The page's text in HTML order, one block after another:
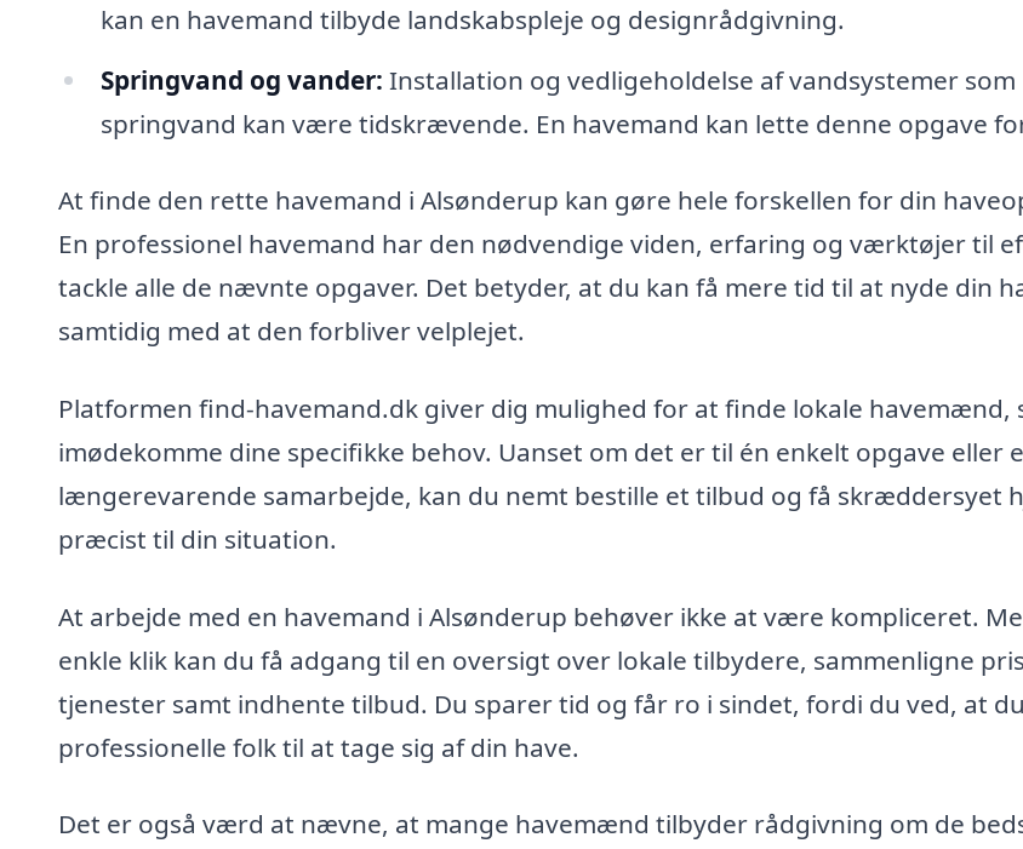
kan en havemand tilbyde landskabspleje og designrådgivning.
Springvand og vander: Installation og vedligeholdelse af vandsystemer som
springvand kan være tidskrævende. En havemand kan lette denne opgave
At finde den rette havemand i Alsønderup kan gøre hele forskellen for din
En professionel havemand har den nødvendige viden, erfaring og værktøjer til
tackle alle de nævnte opgaver. Det betyder, at du kan få mere tid til at nyde din
samtidig med at den forbliver velplejet.
Platformen find-havemand.dk giver dig mulighed for at finde lokale havemænd,
imødekomme dine specifikke behov. Uanset om det er til én enkelt opgave eller
længerevarende samarbejde, kan du nemt bestille et tilbud og få skræddersyet
præcist til din situation.
At arbejde med en havemand i Alsønderup behøver ikke at være kompliceret.
enkle klik kan du få adgang til en oversigt over lokale tilbydere, sammenligne
tjenester samt indhente tilbud. Du sparer tid og får ro i sindet, fordi du ved, at
professionelle folk til at tage sig af din have.
Det er også værd at nævne, at mange havemænd tilbyder rådgivning om de